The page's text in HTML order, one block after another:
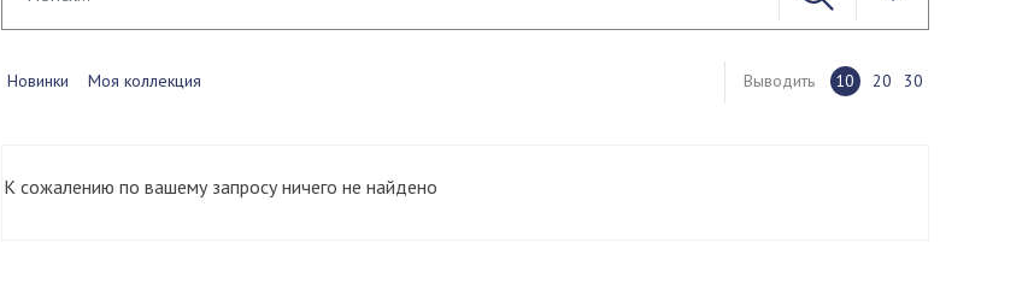
Новинки Моя коллекция Выводить 10 20 30
К сожалению по вашему запросу ничего не найдено